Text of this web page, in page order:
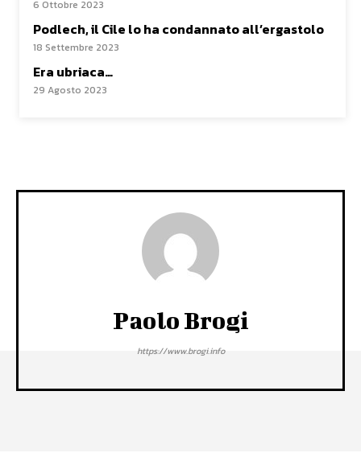
6 Ottobre 2023
Podlech, il Cile lo ha condannato all’ergastolo
18 Settembre 2023
Era ubriaca…
29 Agosto 2023
Paolo Brogi
https://www.brogi.info